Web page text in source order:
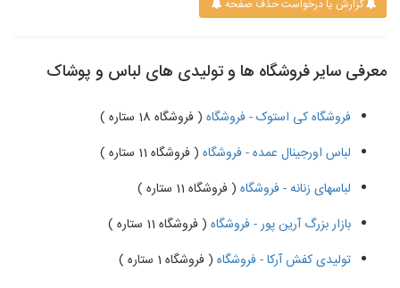
گزارش یا درخواست حذف صفحه
معرفی سایر فروشگاه ها و تولیدی های لباس و پوشاک
فروشگاه کی استوک - فروشگاه ( فروشگاه 18 ستاره )
لباس اورجینال عمده - فروشگاه ( فروشگاه 11 ستاره )
لباسهای زنانه - فروشگاه ( فروشگاه 11 ستاره )
بازار بزرگ آرین پور - فروشگاه ( فروشگاه 11 ستاره )
تولیدی کفش آرکا - فروشگاه ( فروشگاه 1 ستاره )